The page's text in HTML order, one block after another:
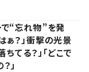
で“忘れ物”を発
ぁ？」衝撃の光景
ちてる？」「どこで
」